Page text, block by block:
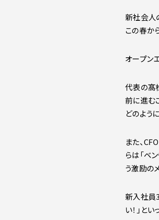
新社会人
この春か
オープン
代表の髙
前に進む
どのよう
また、
らは「ベ
う激励の
新入社員
い！」と